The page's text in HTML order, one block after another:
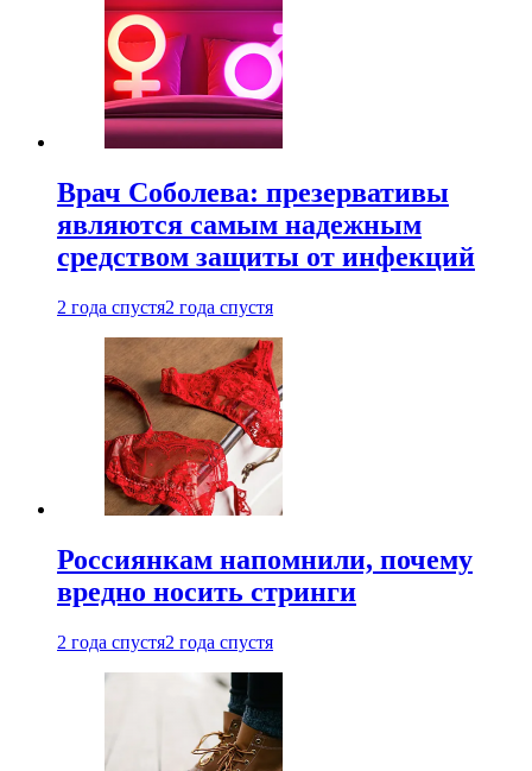
Врач Соболева: презервативы
являются самым надежным
средством защиты от инфекций
2 года спустя2 года спустя
Россиянкам напомнили, почему
вредно носить стринги
2 года спустя2 года спустя